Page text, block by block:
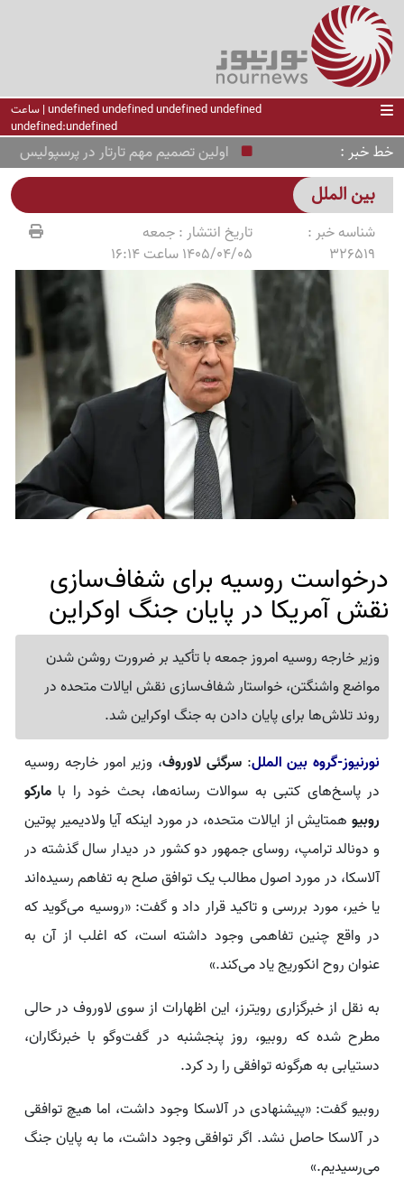
undefined undefined undefined undefined | ساعت
undefined:undefined
خط خبر اولین تصمیم مهم تارتار در پرسپولیس
بین الملل
شناسه خبر :
326519
تاریخ انتشار :جمعه
1405/04/05 ساعت 16:14
درخواست روسیه برای شفاف‌سازی
نقش آمریکا در پایان جنگ اوکراین
وزیر خارجه روسیه امروز جمعه با تأکید بر ضرورت روشن شدن
مواضع واشنگتن، خواستار شفاف‌سازی نقش ایالات متحده در
روند تلاش‌ها برای پایان دادن به جنگ اوکراین شد.
نورنیوز-گروه بین الملل: سرگئی لاوروف، وزیر امور خارجه روسیه
در پاسخ‌های کتبی به سوالات رسانه‌ها، بحث خود را با مارکو
روبیو همتایش از ایالات متحده، در مورد اینکه آیا ولادیمیر پوتین
و دونالد ترامپ، روسای جمهور دو کشور در دیدار سال گذشته در
آلاسکا، در مورد اصول مطالب یک توافق صلح به تفاهم رسیده‌اند
یا خیر، مورد بررسی و تاکید قرار داد و گفت: «روسیه می‌گوید که
در واقع چنین تفاهمی وجود داشته است، که اغلب از آن به
عنوان روح انکوریج یاد می‌کند.»
به نقل از خبرگزاری رویترز، این اظهارات از سوی لاوروف در حالی
مطرح شده که روبیو، روز پنجشنبه در گفت‌وگو با خبرنگاران،
دستیابی به هرگونه توافقی را رد کرد.
روبیو گفت: «پیشنهادی در آلاسکا وجود داشت، اما هیچ توافقی
در آلاسکا حاصل نشد. اگر توافقی وجود داشت، ما به پایان جنگ
می‌رسیدیم.»